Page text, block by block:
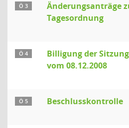
Ö 3
Änderungsanträge
Tagesordnung
Ö 4
Billigung der
vom 08.12.2008
Ö 5 Beschlusskontrolle